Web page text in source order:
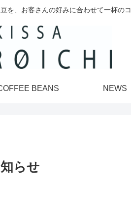
を、お客さんの好みに合わせて一杯の
BEANS NEWS
らせ